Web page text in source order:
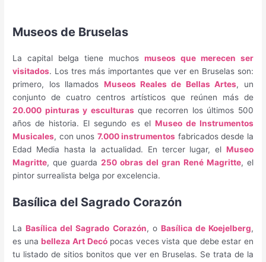
Museos de Bruselas
La capital belga tiene muchos museos que merecen ser
visitados. Los tres más importantes que ver en Bruselas son:
primero, los llamados Museos Reales de Bellas Artes, un
conjunto de cuatro centros artísticos que reúnen más de
20.000 pinturas y esculturasque recorren los últimos 500
años de historia. El segundo es el Museo de Instrumentos
Musicales, con unos 7.000 instrumentos fabricados desde la
Edad Media hasta la actualidad. En tercer lugar, el Museo
Magritte, que guarda250 obras del gran René Magritte, el
pintor surrealista belga por excelencia.
Basílica del Sagrado Corazón
LaBasílica del Sagrado Corazón, o Basílica de Koejelberg,
es unabelleza Art Decópocas veces vista que debe estar en
tu listado de sitios bonitos que ver en Bruselas. Se trata de la